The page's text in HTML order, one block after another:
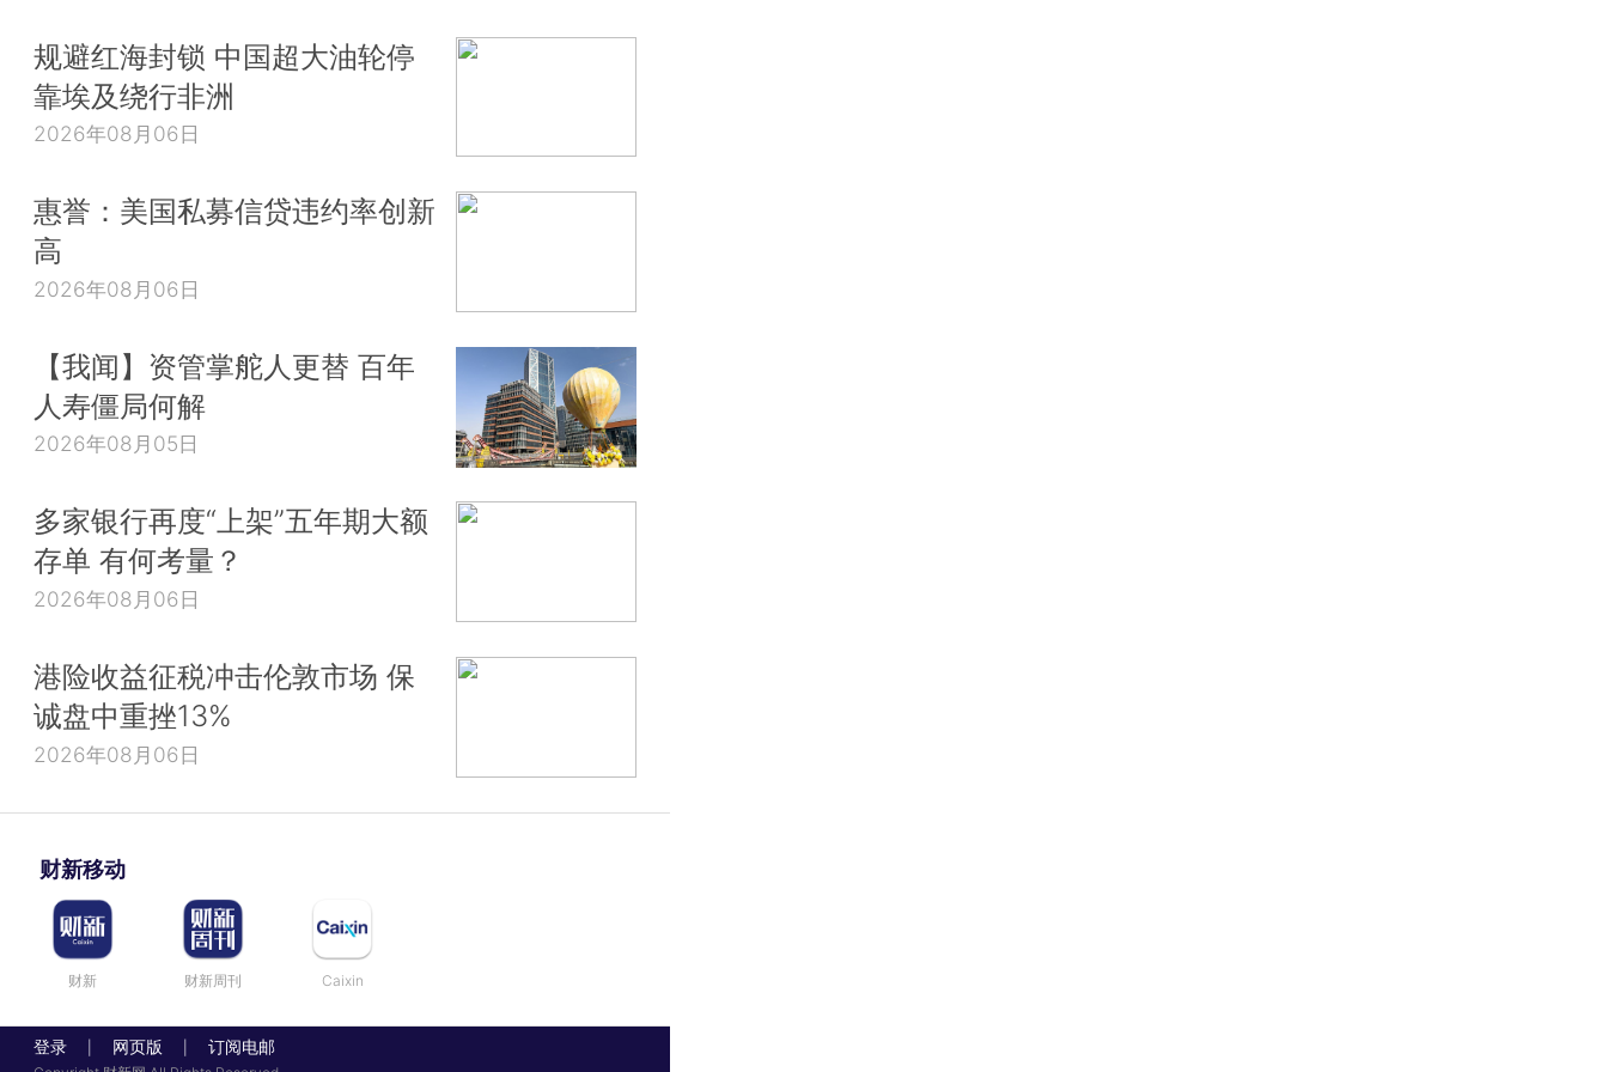
规避红海封锁 中国超大油轮停
靠埃及绕行非洲
2026年08月06日
惠誉：美国私募信贷违约率创新
高
2026年08月06日
【我闻】资管掌舵人更替 百年
人寿僵局何解
2026年08月05日
多家银行再度“上架”五年期大额
存单 有何考量？
2026年08月06日
港险收益征税冲击伦敦市场 保
诚盘中重挫13%
2026年08月06日
财新移动
财新 财新周刊 Caixin
登录 网页版 订阅电邮